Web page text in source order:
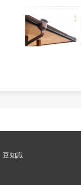
豆知識